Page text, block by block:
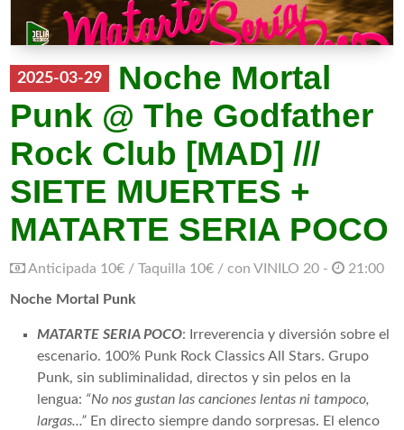
2025-03-29
Noche Mortal
Punk @ The Godfather
Rock Club [MAD] ///
SIETE MUERTES +
MATARTE SERIA POCO
Anticipada 10€ / Taquilla 10€ / con VINILO 20 - 21:00
Noche Mortal Punk
MATARTE SERIA POCO: Irreverencia y diversión sobre el
escenario. 100% Punk Rock Classics All Stars. Grupo
Punk, sin subliminalidad, directos y sin pelos en la
lengua: “No nos gustan las canciones lentas ni tampoco,
largas...” En directo siempre dando sorpresas. El elenco